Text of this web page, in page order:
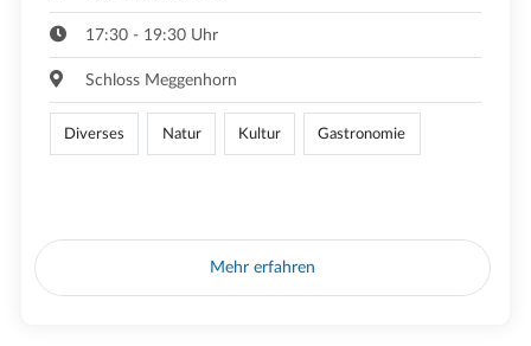
17:30 - 19:30 Uhr
Schloss Meggenhorn
Diverses Natur Kultur Gastronomie
Mehr erfahren